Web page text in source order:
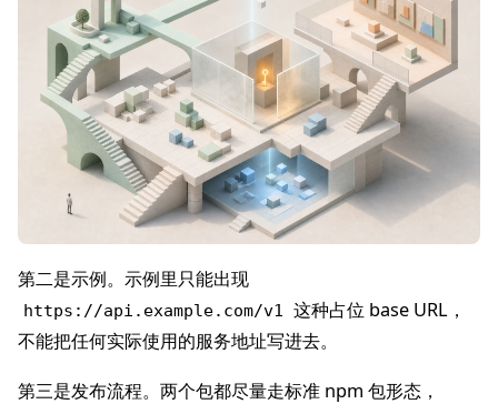
第二是示例。示例里只能出现
https://api.example.com/v1 这种占位 base URL，
不能把任何实际使用的服务地址写进去。
第三是发布流程。两个包都尽量走标准 npm 包形态，